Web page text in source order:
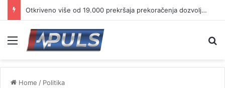
Vranje ovog vikenda na dva točka: Mini biciklijada za najmlađe, a potom vožnja do brane Prvonek
Menu
Home / Politika